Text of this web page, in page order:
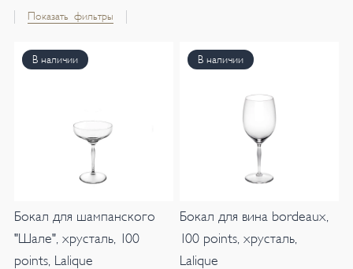
Показать фильтры
В наличии
Бокал для шампанского
"Шале", хрусталь, 100
points, Lalique
В наличии
Бокал для вина bordeaux,
100 points, хрусталь,
Lalique